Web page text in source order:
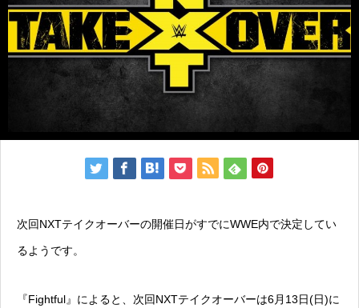
次回NXTテイクオーバーの開催日がすでにWWE内で決定してい
るようです。
『Fightful』によると、次回NXTテイクオーバーは6月13日(日)に